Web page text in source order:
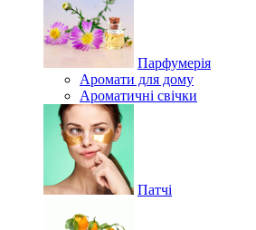
Парфумерія
Аромати для дому
Ароматичні свічки
Патчі